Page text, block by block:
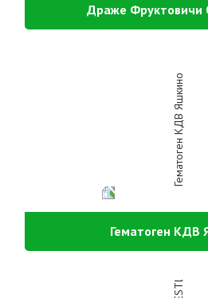
Драже Фруктовичи
Гематоген КДВ